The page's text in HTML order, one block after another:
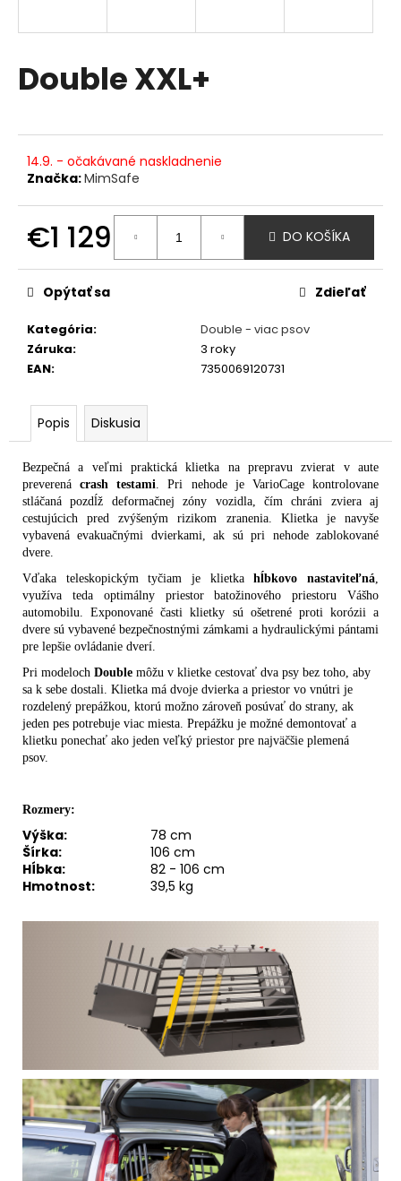
Double XXL+
14.9. - očakávané naskladnenie
Značka:MimSafe
€1 129
cena:
DO KOŠÍKA
Kategória:
Double - viac psov
Záruka:
3 roky
EAN: 7350069120731
Opýtať sa Zdieľať
Popis Diskusia
Bezpečná a veľmi praktická klietka na prepravu zvierat v aute
preverenácrash testami . Pri nehode je VarioCage kontrolovane
stláčaná pozdĺž deformačnej zóny vozidla, čím chráni zviera aj
cestujúcich pred zvýšeným rizikom zranenia. Klietka je navyše
vybavená evakuačnými dvierkami, ak sú pri nehode zablokované
dvere.
Vďaka teleskopickým tyčiam je klietkahĺbkovo nastaviteľná
využíva teda optimálny priestor batožinového priestoru Vášho
automobilu. Exponované časti klietky sú ošetrené proti korózii a
dvere sú vybavené bezpečnostnými zámkami a hydraulickými pántami
pre lepšie ovládanie dverí.
Pri modeloch Double môžu v klietke cestovať dva psy bez toho, aby
sa k sebe dostali. Klietka má dvoje dvierka a priestor vo vnútri je
rozdelený prepážkou, ktorú možno zároveň posúvať do strany, ak
jeden pes potrebuje viac miesta. Prepážku je možné demontovať a
klietku ponechať ako jeden veľký priestor pre najväčšie plemená
psov.
Rozmery:
Výška:
78 cm
Šírka:
106 cm
Hĺbka:
82 - 106 cm
Hmotnost:
39,5 kg
s
ť
HĽADAŤ
O
p
o
m
e